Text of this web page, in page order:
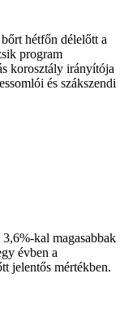
hétfőn délelőtt a
program
korosztály irányítója
és szákszendi
kal magasabbak
évben a
jelentős mértékben.